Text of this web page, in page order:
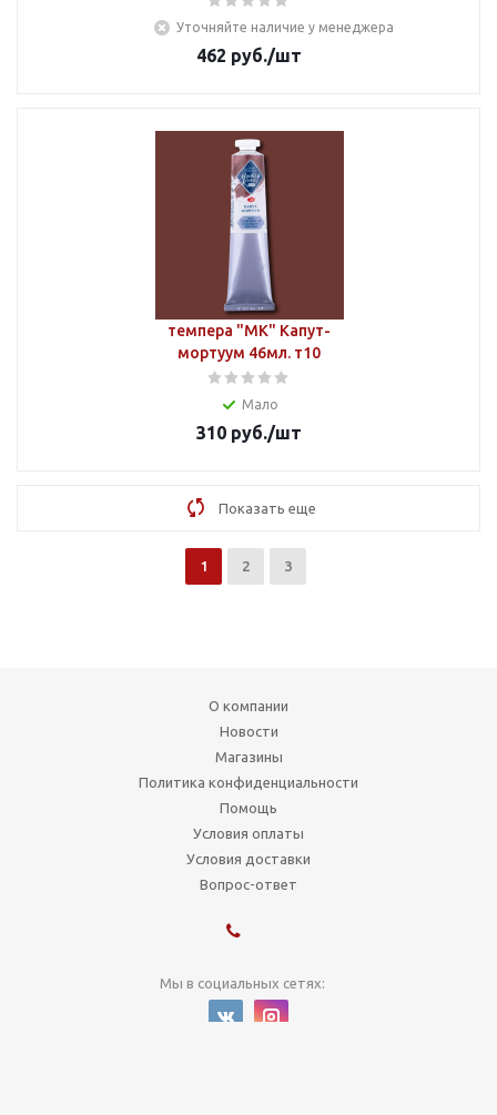
Уточняйте наличие у менеджера
462 руб./шт
темпера "МК" Капут-
мортуум 46мл. т10
Мало
310 руб./шт
Показать еще
1 2 3
О компании
Новости
Магазины
Политика конфиденциальности
Помощь
Условия оплаты
Условия доставки
Вопрос-ответ
Мы в социальных сетях: